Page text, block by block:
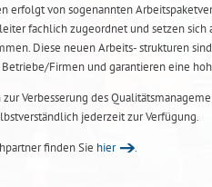
erfolgt von sogenannten
fachlich zugeordnet und setzen
Diese neuen Arbeits- strukturen
Firmen und garantieren eine
Verbesserung des
jederzeit zur Verfügung.
finden Sie hier .